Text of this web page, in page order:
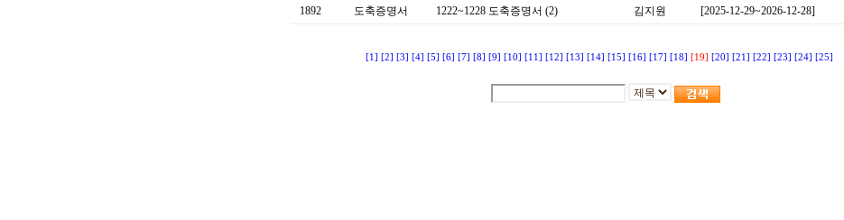
1892
도축증명서 1222~1228 도축증명서 (2) 김지원 [2025-12-29~2026-12-28]
[1] [2] [3] [4] [5] [6] [7] [8] [9] [10] [11] [12] [13] [14] [15] [16] [17] [18] [19] [20] [21] [22] [23] [24] [25]